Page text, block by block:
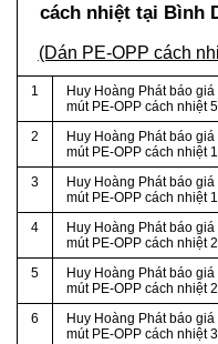
cách nhiệt tại Bình
(Dán PE-OPP cách
1
Huy Hoàng Phát báo
mút PE-OPP cách nhiệt
2
Huy Hoàng Phát báo
mút PE-OPP cách nhiệt
3
Huy Hoàng Phát báo
mút PE-OPP cách nhiệt
4
Huy Hoàng Phát báo
mút PE-OPP cách nhiệt
5
Huy Hoàng Phát báo
mút PE-OPP cách nhiệt
6
Huy Hoàng Phát báo
mút PE-OPP cách nhiệt